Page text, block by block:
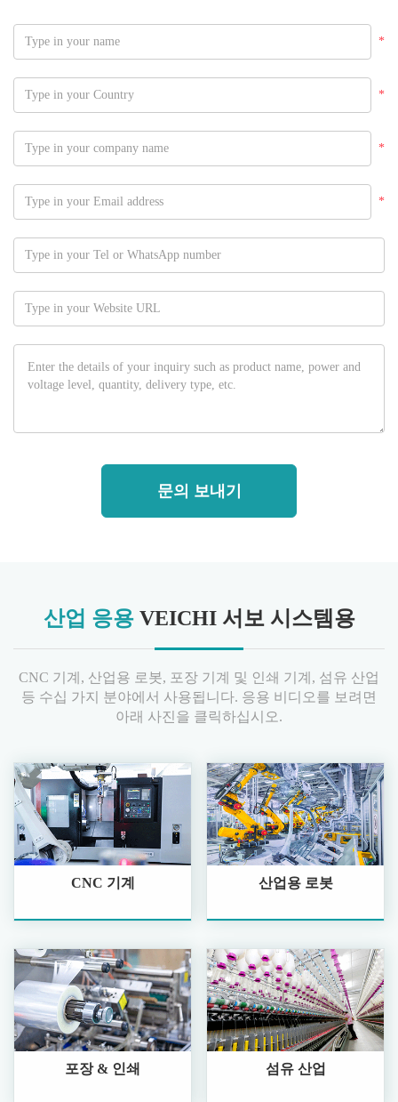
*
*
*
*
문의 보내기
산업 응용VEICHI 서보 시스템용
CNC 기계, 산업용 로봇, 포장 기계 및 인쇄 기계, 섬유 산업
등 수십 가지 분야에서 사용됩니다. 응용 비디오를 보려면
아래 사진을 클릭하십시오.
CNC 기계 산업용 로봇
포장 & 인쇄 섬유 산업